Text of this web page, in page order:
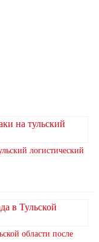
логистический
области после